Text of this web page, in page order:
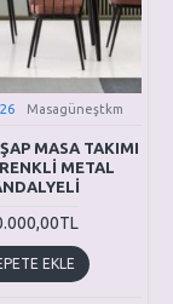
Masagüneştkm
MASA TAKIMI
METAL
EKLE